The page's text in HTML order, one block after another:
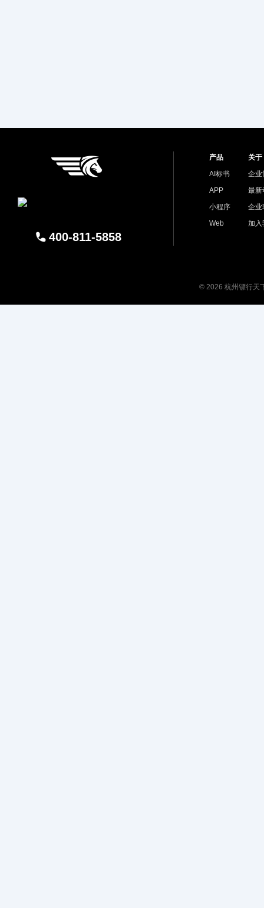
400-811-5858
产品
AI标书
APP
小程序
Web
关于
企业
最新
企业
加入
© 2026 杭州镖行天